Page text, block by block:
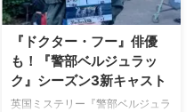
『ドクター・フー』俳優
も！『警部ベルジュラッ
ク』シーズン3新キャスト
英国ミステリー『警部ベルジュラ